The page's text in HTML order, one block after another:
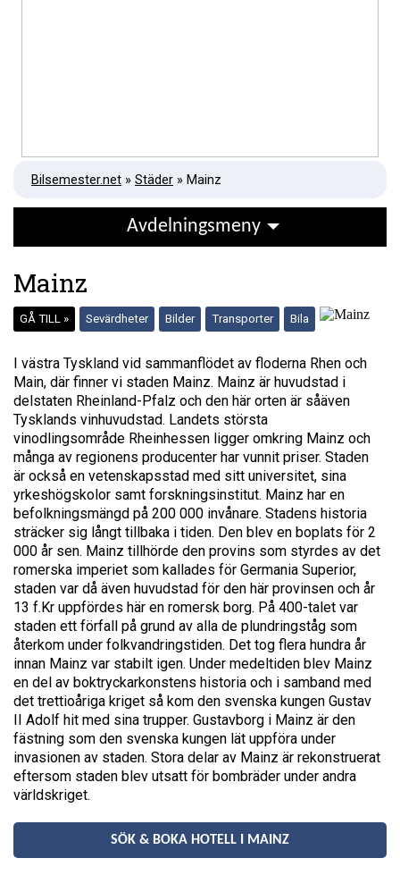
Bilsemester.net » Städer » Mainz
Avdelningsmeny
Mainz
GÅ TILL » Sevärdheter Bilder Transporter Bila
I västra Tyskland vid sammanflödet av floderna Rhen och
Main, där finner vi staden Mainz. Mainz är huvudstad i
delstaten Rheinland-Pfalz och den här orten är såäven
Tysklands vinhuvudstad. Landets största
vinodlingsområde Rheinhessen ligger omkring Mainz och
många av regionens producenter har vunnit priser. Staden
är också en vetenskapsstad med sitt universitet, sina
yrkeshögskolor samt forskningsinstitut. Mainz har en
befolkningsmängd på 200 000 invånare. Stadens historia
sträcker sig långt tillbaka i tiden. Den blev en boplats för 2
000 år sen. Mainz tillhörde den provins som styrdes av det
romerska imperiet som kallades för Germania Superior,
staden var då även huvudstad för den här provinsen och år
13 f.Kr uppfördes här en romersk borg. På 400-talet var
staden ett förfall på grund av alla de plundringståg som
återkom under folkvandringstiden. Det tog flera hundra år
innan Mainz var stabilt igen. Under medeltiden blev Mainz
en del av boktryckarkonstens historia och i samband med
det trettioåriga kriget så kom den svenska kungen Gustav
II Adolf hit med sina trupper. Gustavborg i Mainz är den
fästning som den svenska kungen lät uppföra under
invasionen av staden. Stora delar av Mainz är rekonstruerat
eftersom staden blev utsatt för bombräder under andra
världskriget.
SÖK & BOKA HOTELL I MAINZ